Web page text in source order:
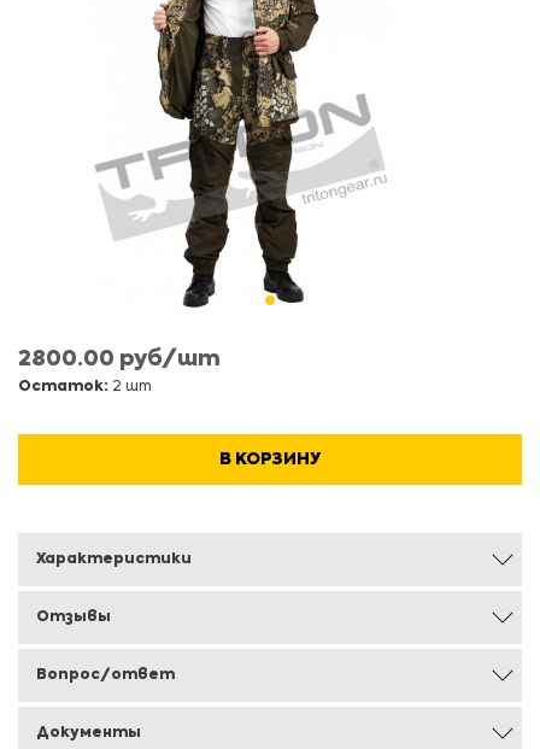
2800.00 руб/шт
Остаток: 2 шт
В КОРЗИНУ
Характеристики
Отзывы
Вопрос/ответ
Документы